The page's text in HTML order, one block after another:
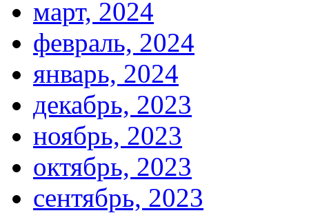
март, 2024
февраль, 2024
январь, 2024
декабрь, 2023
ноябрь, 2023
октябрь, 2023
сентябрь, 2023